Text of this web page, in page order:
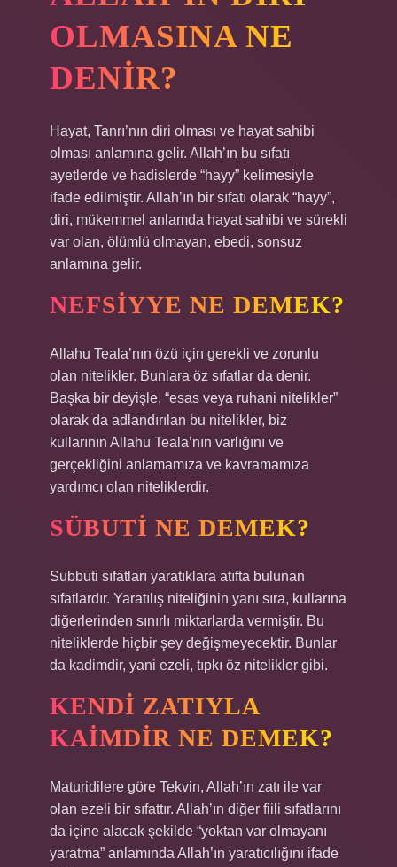
OLMASINA NE
DENIR?
Hayat, Tanrı’nın diri olması ve hayat sahibi
olması anlamına gelir. Allah’ın bu sıfatı
ayetlerde ve hadislerde “hayy” kelimesiyle
ifade edilmiştir. Allah’ın bir sıfatı olarak “hayy”,
diri, mükemmel anlamda hayat sahibi ve sürekli
var olan, ölümlü olmayan, ebedi, sonsuz
anlamına gelir.
NEFSIYYE NE DEMEK?
Allahu Teala’nın özü için gerekli ve zorunlu
olan nitelikler. Bunlara öz sıfatlar da denir.
Başka bir deyişle, “esas veya ruhani nitelikler”
olarak da adlandırılan bu nitelikler, biz
kullarının Allahu Teala’nın varlığını ve
gerçekliğini anlamamıza ve kavramamıza
yardımcı olan niteliklerdir.
SÜBUTI NE DEMEK?
Subbuti sıfatları yaratıklara atıfta bulunan
sıfatlardır. Yaratılış niteliğinin yanı sıra, kullarına
diğerlerinden sınırlı miktarlarda vermiştir. Bu
niteliklerde hiçbir şey değişmeyecektir. Bunlar
da kadimdir, yani ezeli, tıpkı öz nitelikler gibi.
KENDI ZATIYLA
KAIMDIR NE DEMEK?
Maturidilere göre Tekvin, Allah’ın zatı ile var
olan ezeli bir sıfattır. Allah’ın diğer fiili sıfatlarını
da içine alacak şekilde “yoktan var olmayanı
yaratma” anlamında Allah’ın yaratıcılığını ifade